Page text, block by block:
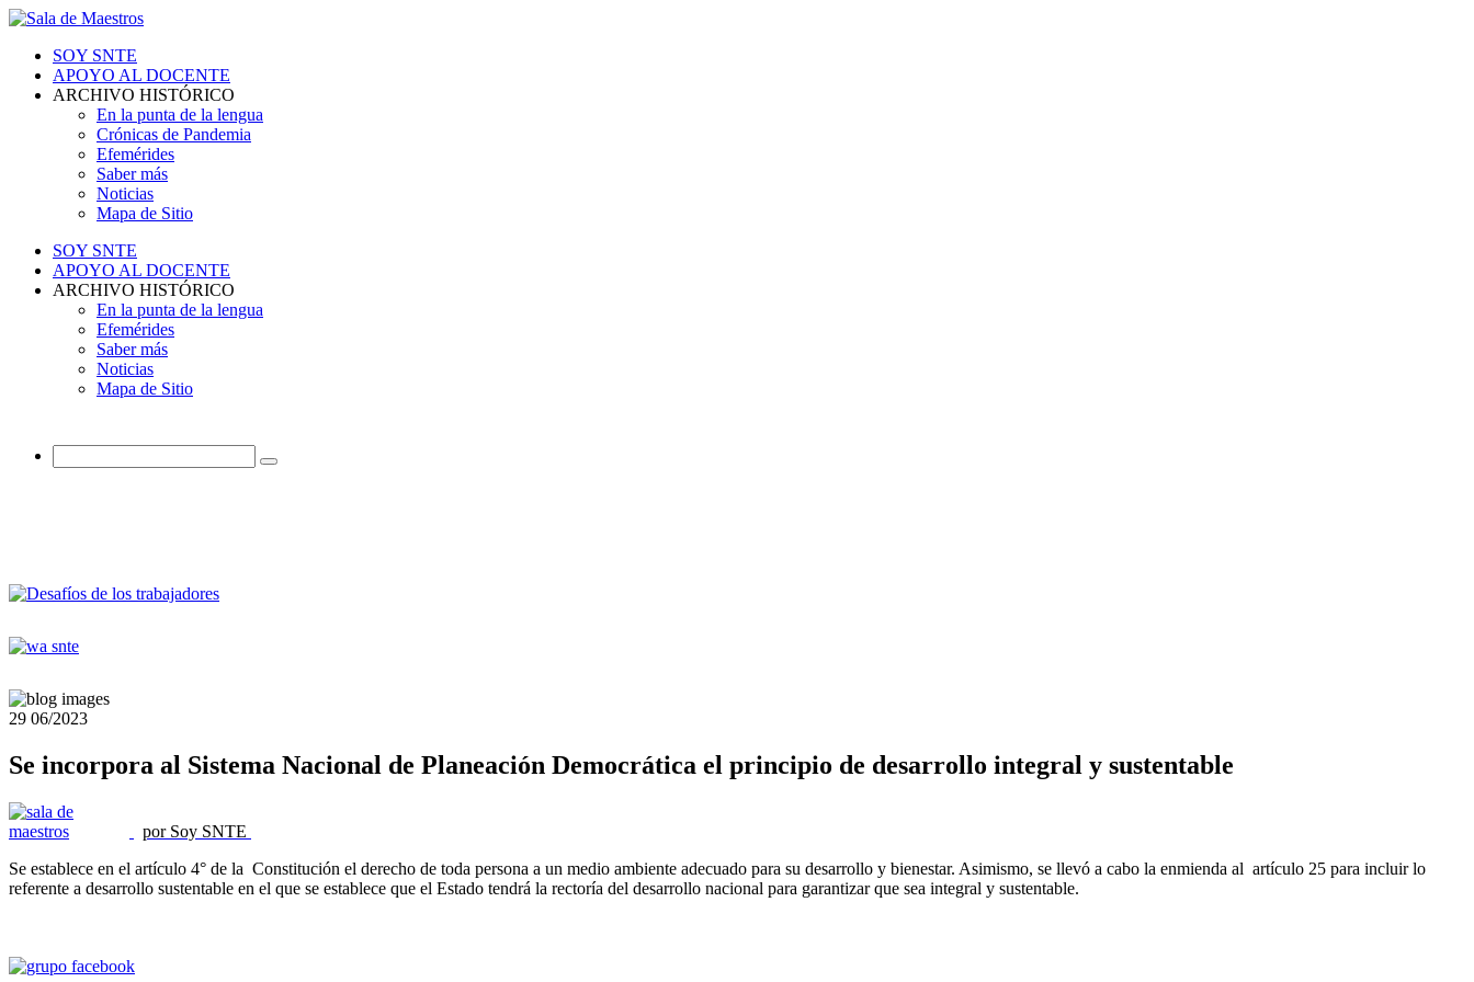
SOY SNTE
APOYO AL DOCENTE
ARCHIVO HISTÓRICO
En la punta de la lengua
Crónicas de Pandemia
Efemérides
Saber más
Noticias
Mapa de Sitio
SOY SNTE
APOYO AL DOCENTE
ARCHIVO HISTÓRICO
En la punta de la lengua
Efemérides
Saber más
Noticias
Mapa de Sitio
29 06/2023
Se incorpora al Sistema Nacional de Planeación Democrática el principio de desarrollo integral y sustentable
por Soy SNTE
Se establece en el artículo 4° de la Constitución el derecho de toda persona a un medio ambiente adecuado para su desarrollo y bienestar. Asimismo, se llevó a cabo la enmienda al artículo 25 para incluir lo
referente a desarrollo sustentable en el que se establece que el Estado tendrá la rectoría del desarrollo nacional para garantizar que sea integral y sustentable.